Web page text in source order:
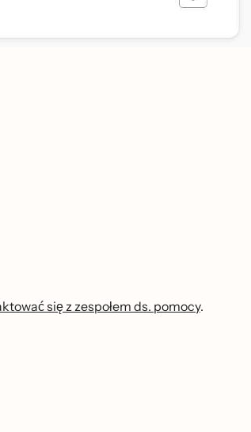
się z zespołem ds. pomocy.